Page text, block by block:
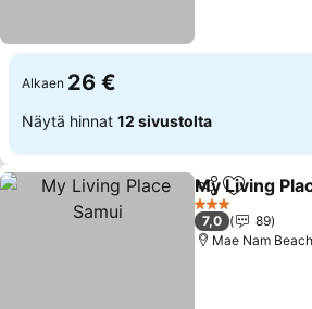
Alkaen 26 €
Näytä hinnat 12 sivustolta
Jaa Lisää
My Living
3 Tähtiluokitus
7,0
89
Mae Nam